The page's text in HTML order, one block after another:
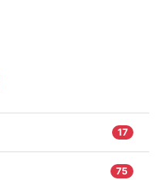
17
75